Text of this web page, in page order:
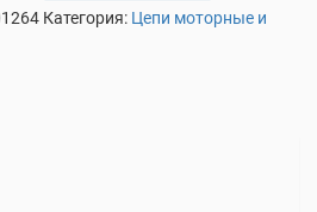
Категория: Цепи моторные и